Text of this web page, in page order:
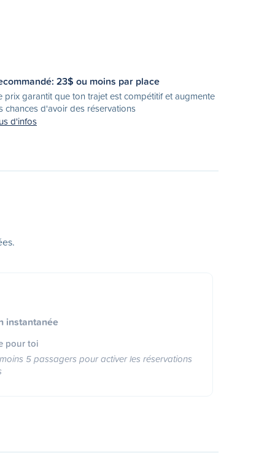
23$ ou moins par place
prix garantit que ton trajet est compétitif et augmente
chances d'avoir des réservations
d'infos
instantanée
pour toi
5 passagers pour activer les réservations